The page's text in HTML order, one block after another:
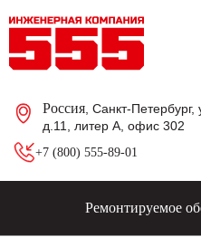
Россия , Санкт-
д.11, литер А, офис 302
+7 (800) 555-89-01
Ремонтируемое